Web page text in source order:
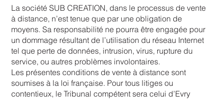
La société SUB CREATION, dans le processus de vente
à distance, n’est tenue que par une obligation de
moyens. Sa responsabilité ne pourra être engagée pour
un dommage résultant de l’utilisation du réseau Internet
tel que perte de données, intrusion, virus, rupture du
service, ou autres problèmes involontaires.
Les présentes conditions de vente à distance sont
soumises à la loi française. Pour tous litiges ou
contentieux, le Tribunal compétent sera celui d’Evry